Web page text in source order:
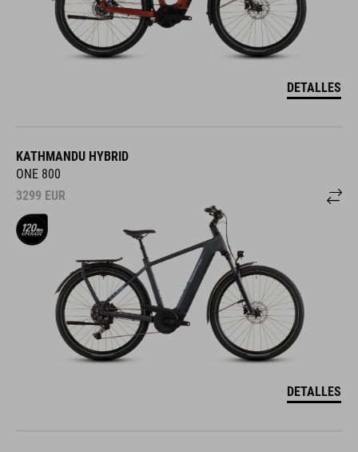
DETALLES
KATHMANDU HYBRID
ONE 800
3299 EUR
DETALLES